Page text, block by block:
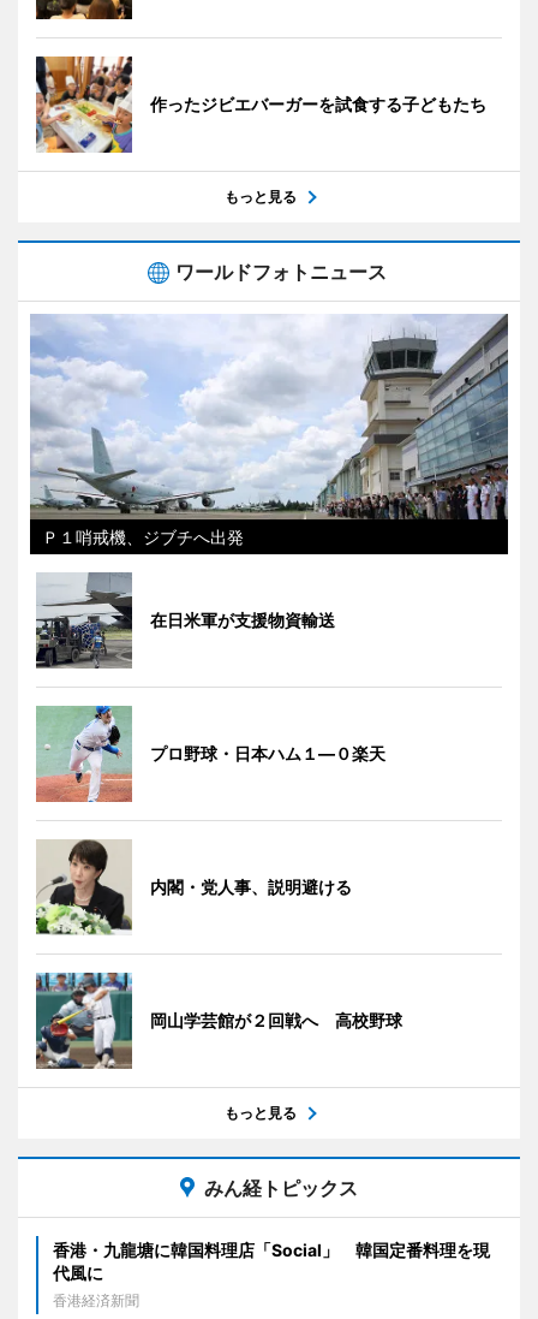
作ったジビエバーガーを試食する子どもたち
もっと見る
ワールドフォトニュース
Ｐ１哨戒機、ジブチへ出発
在日米軍が支援物資輸送
プロ野球・日本ハム１―０楽天
内閣・党人事、説明避ける
岡山学芸館が２回戦へ 高校野球
もっと見る
みん経トピックス
香港・九龍塘に韓国料理店「Social」 韓国定番料理を現
代風に
香港経済新聞